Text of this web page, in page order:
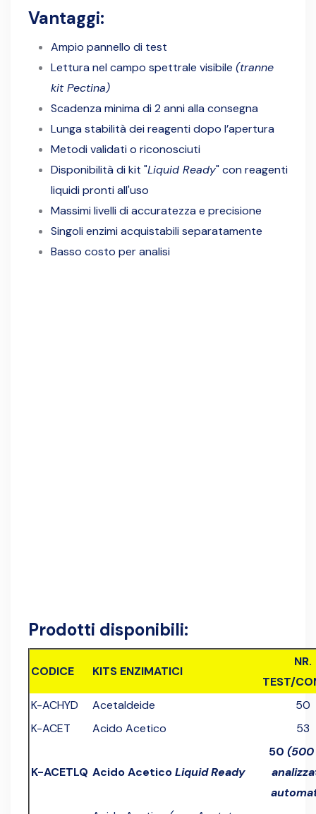
Vantaggi:
Ampio pannello di test
Lettura nel campo spettrale visibile (tranne
kit Pectina)
Scadenza minima di 2 anni alla consegna
Lunga stabilità dei reagenti dopo l’apertura
Metodi validati o riconosciuti
Disponibilità di kit "Liquid Ready" con reagenti
liquidi pronti all'uso
Massimi livelli di accuratezza e precisione
Singoli enzimi acquistabili separatamente
Basso costo per analisi
Prodotti disponibili:
CODICE KITS ENZIMATICI
NR.
TEST/
K-ACHYD
Acetaldeide
50
K-ACET
Acido Acetico 53
K-ACETLQ Acido AceticoLiquid Ready
50 (500